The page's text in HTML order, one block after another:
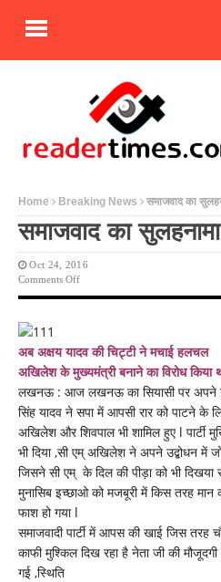
Home Breaking News समाजवाद का
समाजवाद का
Oct 24, 2016
Comments OffOn
अब अक्षय यादव की चिट्टी ने मचाई हलचल
अखिलेश के मुख्यमंत्री बनाने का विरोध किया
लखनऊ : आज लखनऊ का सियासी पर अपने
सिंह यादव ने सपा में आपसी रार को पाटने के
अखिलेश और शिवपाल भी शामिल हुए l पार्टी
भी दिया ,सी एम् अखिलेश ने अपने उद्बोधन में
जिसने सी एम् के दिल की पीड़ा को भी दिखया
मुनासिब इच्छाओ को मजबूरी में किस तरह मान
फाश हो गया l
समाजवादी पार्टी में आपस की खाई जिस तरह
काफी मुश्किल दिख रहा है नेता जी की
गई ,स्थिति